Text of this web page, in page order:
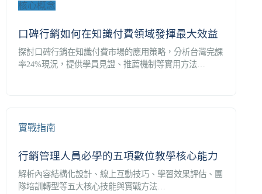
核心概念
口碑行銷如何在知識付費領域發揮最大效益
探討口碑行銷在知識付費市場的應用策略，分析台灣完課
率24%現況，提供學員見證、推薦機制等實用方法…
實戰指南
行銷管理人員必學的五項數位教學核心能力
解析內容結構化設計、線上互動技巧、學習效果評估、團
隊培訓轉型等五大核心技能與實戰方法…